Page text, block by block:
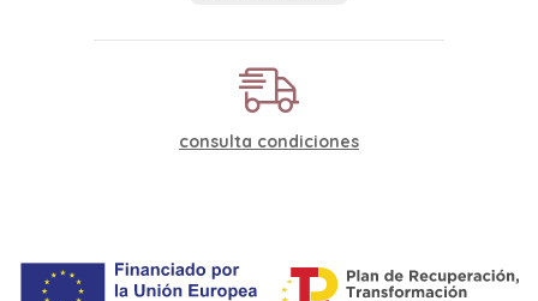
consulta condiciones